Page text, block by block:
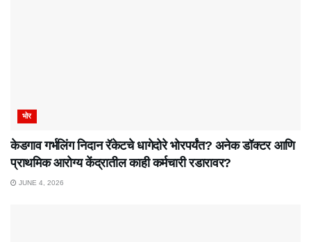
भोर
केडगाव गर्भलिंग निदान रॅकेटचे धागेदोरे भोरपर्यंत? अनेक डॉक्टर आणि
प्राथमिक आरोग्य केंद्रातील काही कर्मचारी रडारावर?
JUNE 4, 2026